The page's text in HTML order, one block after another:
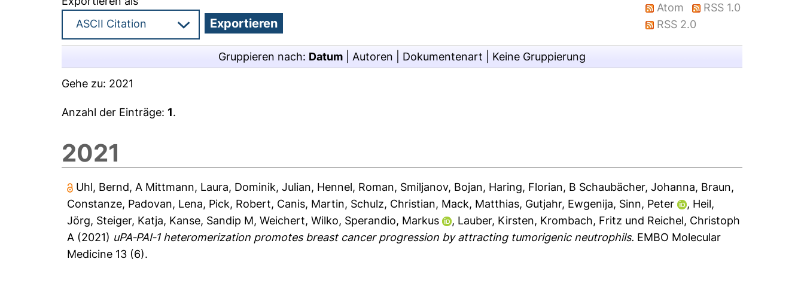
Atom
RSS 1.0
RSS 2.0
Gruppieren nach: Datum Autoren Dokumentenart Keine Gruppierung
Gehe zu: 2021
Anzahl der Einträge:1.
2021
Uhl, Bernd, A Mittmann, Laura, Dominik, Julian, Hennel, Roman, Smiljanov, Bojan, Haring, Florian, B Schaubächer, Johanna, Braun,
Constanze, Padovan, Lena, Pick, Robert, Canis, Martin, Schulz, Christian, Mack, Matthias, Gutjahr, Ewgenija, Sinn, Peter , Heil,
Jörg, Steiger, Katja, Kanse, Sandip M,Weichert, Wilko, Sperandio, Markus , Lauber, Kirsten, Krombach, Fritz und Reichel, Christoph
A (2021) uPA‐PAI‐1 heteromerization promotes breast cancer progression by attracting tumorigenic neutrophils. EMBO Molecular
Medicine 13 (6).